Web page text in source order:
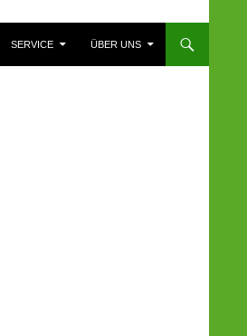
SERVICE ÜBER UNS